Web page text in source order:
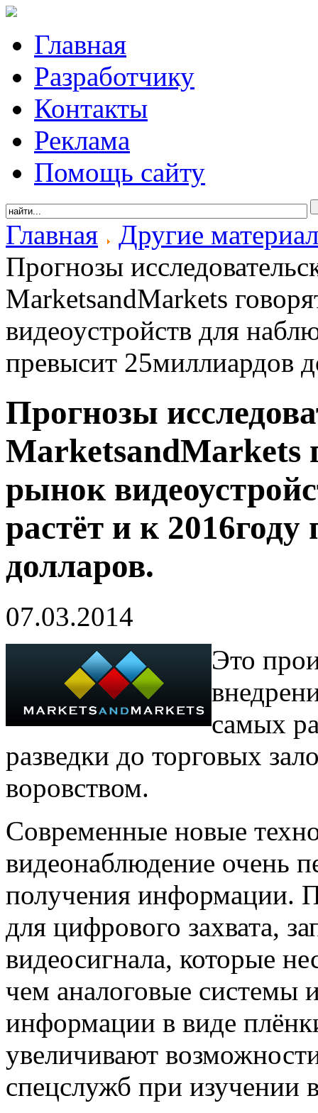
Главная
Разработчику
Контакты
Реклама
Помощь сайту
Главная
Другие
Прогнозы
MarketsandMarkets
видеоустройств для
превысит 25миллиардов
Прогнозы
MarketsandMarkets
рынок
растёт и к
долларов.
07.03.2014
Это
самых
разведки до торговых
воровством.
Современные новые
видеонаблюдение очень
получения информации.
для цифрового захвата,
видеосигнала, которые
чем аналоговые системы
информации в виде
увеличивают
спецслужб при изучении